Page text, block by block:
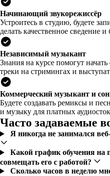
Начинающий звукорежиссёр
Устроитесь в студию, будете
делать качественное сведение
Независимый музыкант
Знания на курсе помогут
треки на стримингах и
Коммерческий музыкант и
Будете создавать ремиксы и
и музыку для платных
Часто задаваемые
Я никогда не занимался
Какой график обучения на
совмещать его с работой?
Сколько часов в неделю